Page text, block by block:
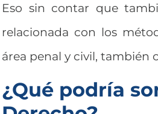
Eso sin contar que
relacionada con los
área penal y civil, también
¿Qué podría